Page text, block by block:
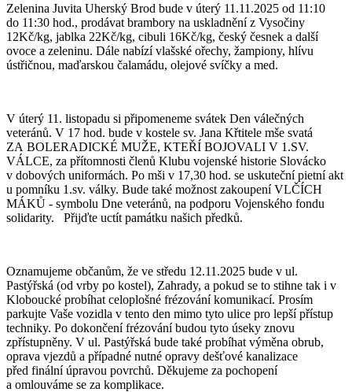
Zelenina Juvita Uherský Brod bude v úterý 11.11.2025 od 11:10
do 11:30 hod., prodávat brambory na uskladnění z Vysočiny
12Kč/kg, jablka 22Kč/kg, cibuli 16Kč/kg, český česnek a další
ovoce a zeleninu. Dále nabízí vlašské ořechy, žampiony, hlívu
ústřičnou, maďarskou čalamádu, olejové svíčky a med.
V úterý 11. listopadu si připomeneme svátek Den válečných
veteránů. V 17 hod. bude v kostele sv. Jana Křtitele mše svatá
ZA BOLERADICKÉ MUŽE, KTEŘÍ BOJOVALI V 1.SV.
VÁLCE, za přítomnosti členů Klubu vojenské historie Slovácko
v dobových uniformách. Po mši v 17,30 hod. se uskuteční pietní akt
u pomníku 1.sv. války. Bude také možnost zakoupení VLČÍCH
MÁKŮ - symbolu Dne veteránů, na podporu Vojenského fondu
solidarity. Přijďte uctít památku našich předků.
Oznamujeme občanům, že ve středu 12.11.2025 bude v ul.
Pastýřská (od vrby po kostel), Zahrady, a pokud se to stihne tak i v
Kloboucké probíhat celoplošné frézování komunikací. Prosím
parkujte Vaše vozidla v tento den mimo tyto ulice pro lepší přístup
techniky. Po dokončení frézování budou tyto úseky znovu
zpřístupněny. V ul. Pastýřská bude také probíhat výměna obrub,
oprava vjezdů a případné nutné opravy dešťové kanalizace
před finální úpravou povrchů. Děkujeme za pochopení
a omlouváme se za komplikace.